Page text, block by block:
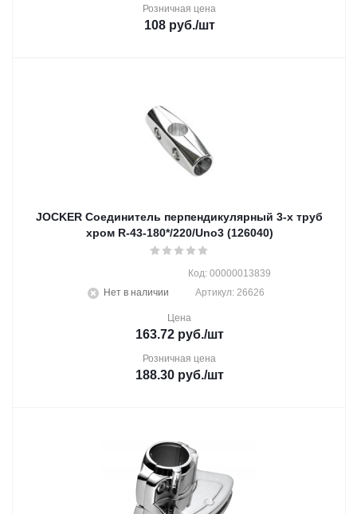
Розничная цена
108руб./шт
JOCKER Соединитель перпендикулярный 3-х труб
хром R-43-180*/220/Uno3 (126040)
Нет в наличии
Код: 00000013839
Артикул: 26626
Цена
163.72руб./шт
Розничная цена
188.30руб./шт